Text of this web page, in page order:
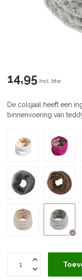
14,95 Incl. btw
De colsjaal heeft een
binnenvoering van